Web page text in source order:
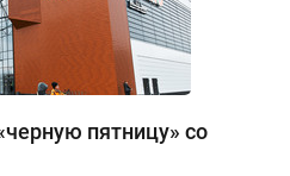
пятницу» со